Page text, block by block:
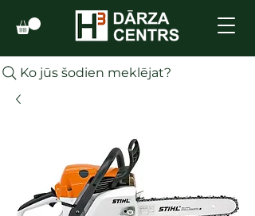
Ko jūs šodien meklējat?